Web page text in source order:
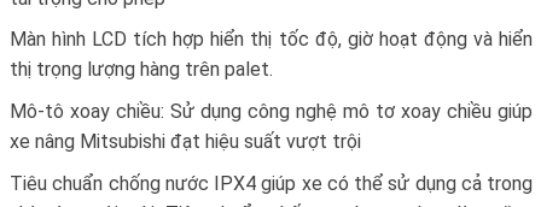
Màn hình LCD tích hợp hiển thị tốc độ, giờ hoạt động và hiển
thị trọng lượng hàng trên palet.
Mô-tô xoay chiều: Sử dụng công nghệ mô tơ xoay chiều giúp
xe nâng Mitsubishi đạt hiệu suất vượt trội
Tiêu chuẩn chống nước IPX4 giúp xe có thể sử dụng cả trong